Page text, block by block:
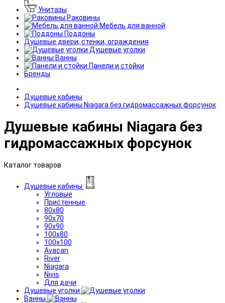
Унитазы
Раковины
Мебель для ванной
Поддоны
Душевые двери, стенки, ограждения
Душевые уголки
Ванны
Панели и стойки
Бренды
Душевые кабины
Душевые кабины Niagara без гидромассажных форсунок
Душевые кабины Niagara без
гидромассажных форсунок
Каталог товаров
Душевые кабины
Угловые
Пристенные
80x80
90x70
90x90
100x80
100x100
Avacan
River
Niagara
Nivis
Для дачи
Душевые уголки
Ванны